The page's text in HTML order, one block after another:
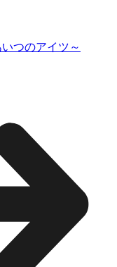
つのアイツ～